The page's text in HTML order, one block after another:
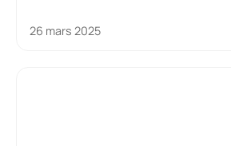
26 mars 2025